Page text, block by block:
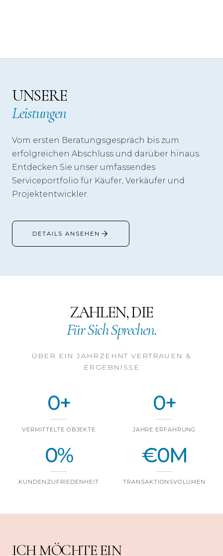
UNSERE
Leistungen
Vom ersten Beratungsgespräch bis zum
erfolgreichen Abschluss und darüber hinaus.
Entdecken Sie unser umfassendes
Serviceportfolio für Käufer, Verkäufer und
Projektentwickler.
DETAILS ANSEHEN
ZAHLEN, DIE
Für Sich Sprechen.
ÜBER EIN JAHRZEHNT VERTRAUEN &
ERGEBNISSE
0+
VERMITTELTE OBJEKTE
0+
JAHRE ERFAHRUNG
0%
KUNDENZUFRIEDENHEIT
€0M
TRANSAKTIONSVOLUMEN
ICH MÖCHTE EIN